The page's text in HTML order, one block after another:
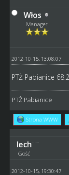
Włos
Manager
2012-10-15, 13:08:07
PTŻ Pabianice
PTŻ Pabianice
Strona WWW
lech
Gość
2012-10-15, 19:30:47